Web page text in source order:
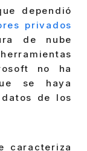
dependió
privados
de nube
no ha
se haya
de los
caracteriza